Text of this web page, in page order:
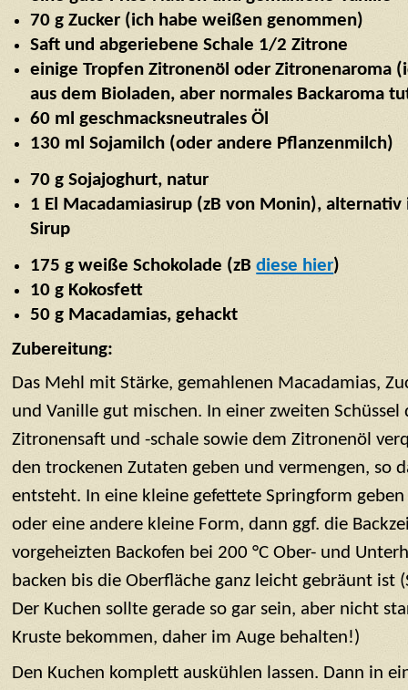
70 g Zucker (ich habe weißen genommen)
Saft und abgeriebene Schale 1/2 Zitrone
einige Tropfen Zitronenöl oder Zitronenaroma
aus dem Bioladen, aber normales Backaroma
60 ml geschmacksneutrales Öl
130 ml Sojamilch (oder andere Pflanzenmilch)
70 g Sojajoghurt, natur
1 El Macadamiasirup (zB von Monin), alternativ
Sirup
175 g weiße Schokolade (zBdiese hier)
10 g Kokosfett
50 g Macadamias, gehackt
Zubereitung:
Das Mehl mit Stärke, gemahlenen Macadamias,
und Vanille gut mischen. In einer zweiten
Zitronensaft und -schale sowie dem Zitronenöl
den trockenen Zutaten geben und vermengen, so
entsteht. In eine kleine gefettete Springform
oder eine andere kleine Form, dann ggf. die
vorgeheizten Backofen bei 200 °C Ober- und
backen bis die Oberfläche ganz leicht gebräunt ist
Der Kuchen sollte gerade so gar sein, aber nicht
Kruste bekommen, daher im Auge behalten!)
Den Kuchen komplett auskühlen lassen. Dann in